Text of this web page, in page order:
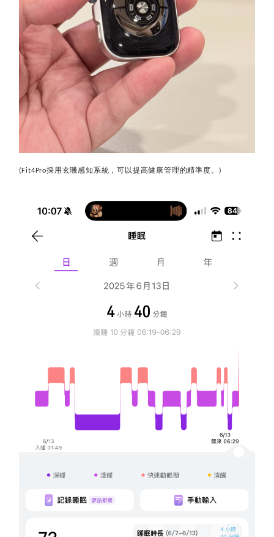
(Fit4Pro採用玄璣感知系統，可以提高健康管理的精準度。 )